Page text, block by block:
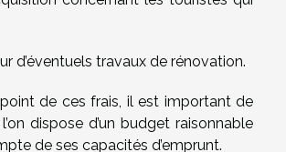
d’éventuels travaux de rénovation.
de ces frais, il est important de
l’on dispose d’un budget raisonnable
de ses capacités d’emprunt.